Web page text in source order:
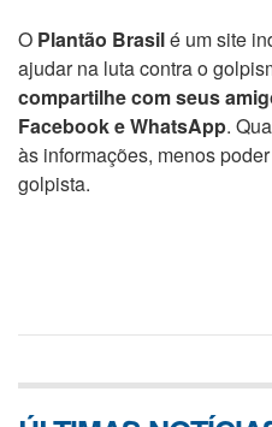
O Plantão Brasilé um site
ajudar na luta contra o
compartilhe com seus
Facebook e WhatsApp.
às informações, menos
golpista.